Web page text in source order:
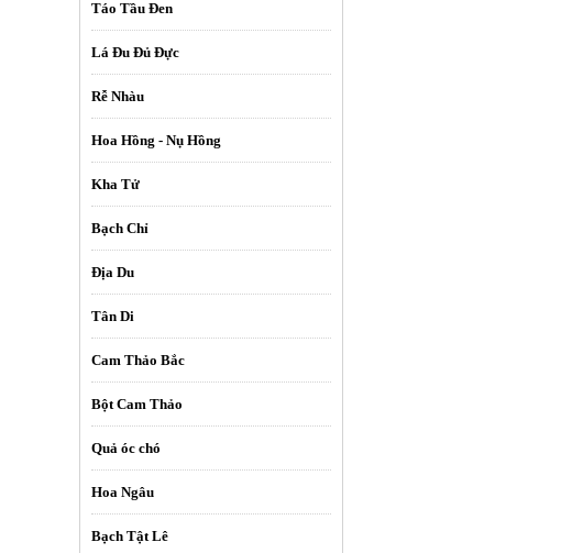
Táo Tầu Đen
Lá Đu Đủ Đực
Rễ Nhàu
Hoa Hồng - Nụ Hồng
Kha Tử
Bạch Chỉ
Địa Du
Tân Di
Cam Thảo Bắc
Bột Cam Thảo
Quả óc chó
Hoa Ngâu
Bạch Tật Lê